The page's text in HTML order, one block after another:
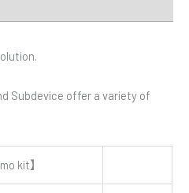
Subdevice offer a variety of
kit】